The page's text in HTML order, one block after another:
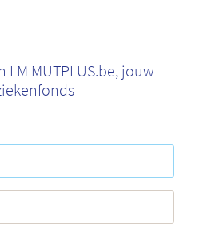
LM MUTPLUS.be, jouw